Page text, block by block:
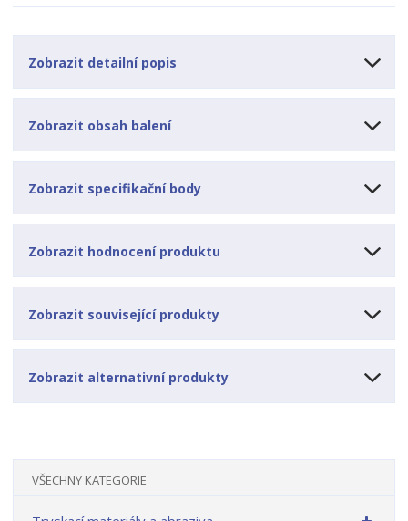
Zobrazit detailní popis
Zobrazit obsah balení
Zobrazit specifikační body
Zobrazit hodnocení produktu
Zobrazit související produkty
Zobrazit alternativní produkty
VŠECHNY KATEGORIE